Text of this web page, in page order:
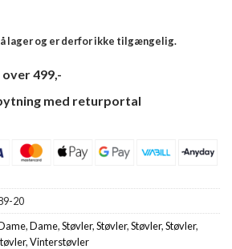
lager og er derfor ikke tilgængelig.
499,-
med returportal
20
,Dame,Støvler,Støvler,Støvler,Støvler,
,Vinterstøvler